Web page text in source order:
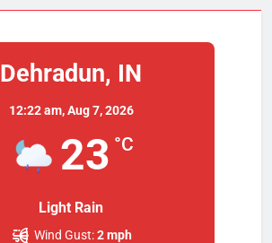
Dehradun, IN
12:22 am,Aug 7, 2026
23 °C
Light Rain
Wind Gust:2 mph